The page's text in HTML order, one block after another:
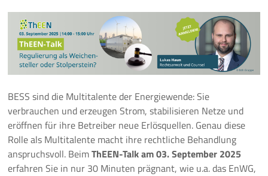
Veranstaltungen
Aktuelle Termine
Thüringer Wärmetagung 2026
10 Jahre ThEEN-Jubiläum
Auftaktveranstaltung Stakeholderprozess
BESS sind die Multitalente der Energiewende: Sie
verbrauchen und erzeugen Strom, stabilisieren Netze und
eröffnen für ihre Betreiber neue Erlösquellen. Genau diese
Rolle als Multitalente macht ihre rechtliche Behandlung
anspruchsvoll. BeimThEEN-Talk am 03. September 2025
erfahren Sie in nur 30 Minuten prägnant, wie u.a. das EnWG,